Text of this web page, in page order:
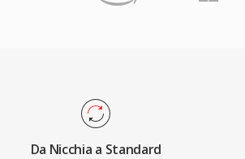
Da Nicchia a Standard